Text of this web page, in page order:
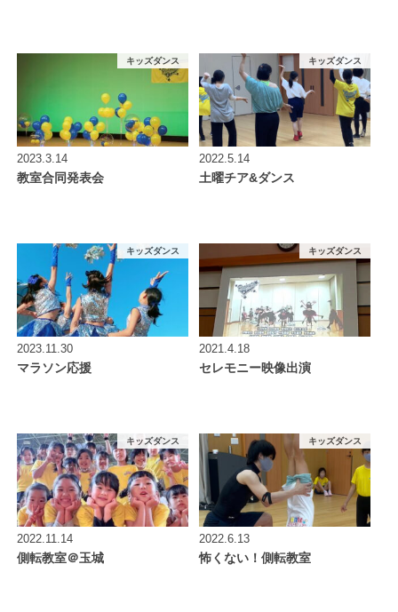
キッズダンス
2023.3.14
教室合同発表会
キッズダンス
2022.5.14
土曜チア&ダンス
キッズダンス
2023.11.30
マラソン応援
キッズダンス
2021.4.18
セレモニー映像出演
キッズダンス
2022.11.14
側転教室＠玉城
キッズダンス
2022.6.13
怖くない！側転教室